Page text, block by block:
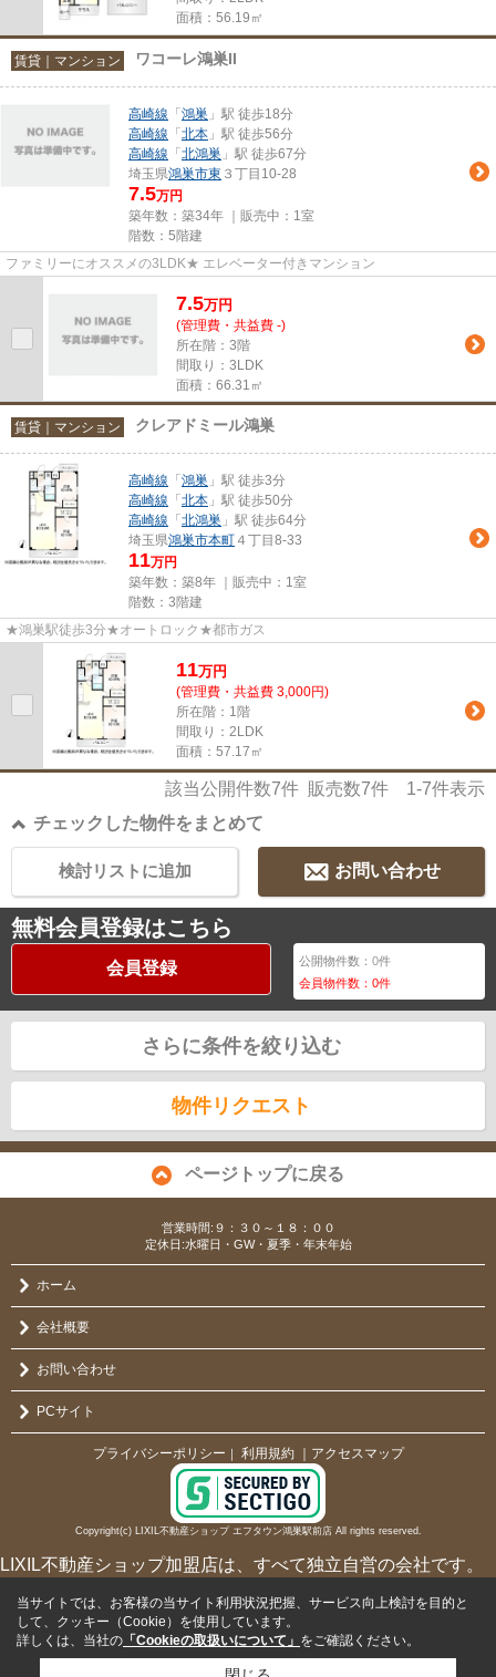
面積：56.19㎡
賃貸｜マンション ワコーレ鴻巣II
高崎線 「 鴻巣 」駅 徒歩18分
高崎線 「 北本 」駅 徒歩56分
高崎線 「 北鴻巣 」駅 徒歩67分
埼玉県鴻巣市東 ３丁目10-28
7.5万円
築年数：築34年 ｜販売中： 1室
階数：5階建
ファミリーにオススメの3LDK★ エレベーター付きマンション
7.5万円
(管理費・共益費 -)
所在階：3階
間取り：3LDK
面積：66.31㎡
賃貸｜マンション クレアドミール鴻巣
高崎線 「 鴻巣 」駅 徒歩3分
高崎線 「 北本 」駅 徒歩50分
高崎線 「 北鴻巣 」駅 徒歩64分
埼玉県鴻巣市本町 ４丁目8-33
11万円
築年数：築8年 ｜販売中： 1室
階数：3階建
★鴻巣駅徒歩3分★オートロック★都市ガス
11万円
(管理費・共益費 3,000円)
所在階：1階
間取り：2LDK
面積：57.17㎡
該当公開件数7件 販売数7件 1-7件表示
チェックした物件をまとめて
お問い合わせ
検討リストに追加
無料会員登録はこちら
会員登録 公開物件数：0件
会員物件数：0件
さらに条件を絞り込む
物件リクエスト
ページトップに戻る
営業時間:９：３０～１８：００
定休日:水曜日・GW・夏季・年末年始
ホーム
会社概要
お問い合わせ
PCサイト
プライバシーポリシー ｜ 利用規約 ｜アクセスマップ
Copyright(c) LIXIL不動産ショップ エフタウン鴻巣駅前店 All rights reserved.
LIXIL不動産ショップ加盟店は、すべて独立自営の会社です。
当サイトでは、お客様の当サイト利用状況把握、サービス向上検討を目的と
して、クッキー（Cookie）を使用しています。
詳しくは、当社の 「Cookieの取扱いについて」 をご確認ください。